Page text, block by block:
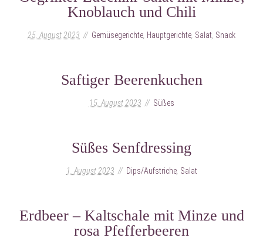
Knoblauch und Chili
25. August 2023 Gemüsegerichte Hauptgerichte Salat Snack
Saftiger Beerenkuchen
15. August 2023 Süßes
Süßes Senfdressing
1. August 2023 Dips/Aufstriche, Salat
Erdbeer – Kaltschale mit Minze und
rosa Pfefferbeeren